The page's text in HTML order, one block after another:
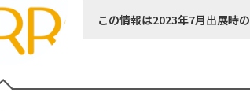
この情報は2023年7月出展時の